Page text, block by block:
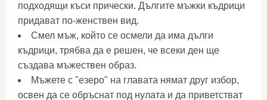
подходящи къси прически. Дългите мъжки къдрици
придават по-женствен вид.
Смел мъж, който се осмели да има дълги
къдрици, трябва да е решен, че всеки ден ще
създава мъжествен образ.
Мъжете с "езеро" на главата нямат друг избор,
освен да се обръснат под нулата и да приветстват